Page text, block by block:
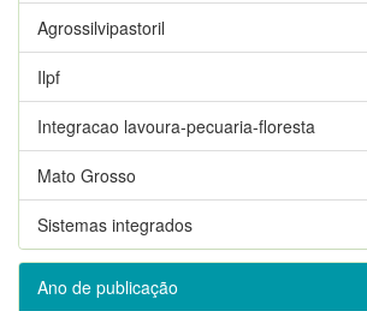
Agrossilvipastoril
Ilpf
Integracao lavoura-pecuaria-floresta
Mato Grosso
Sistemas integrados
Ano de publicação